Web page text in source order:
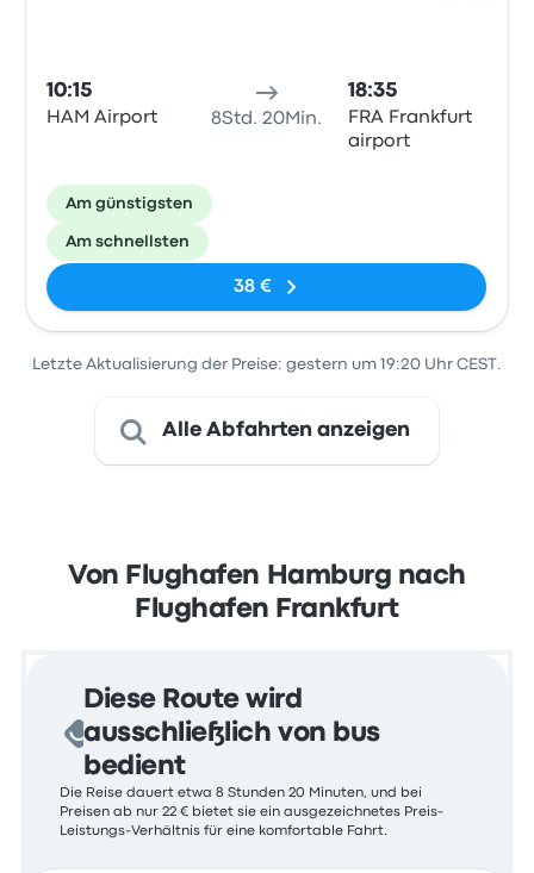
10:15
HAM Airport 8Std. 20Min.
18:35
FRA Frankfurt
airport
Am günstigsten
Am schnellsten
38 €
Letzte Aktualisierung der Preise: gestern um 19:20 Uhr CEST.
Alle Abfahrten anzeigen
Von Flughafen Hamburg nach
Flughafen Frankfurt
Diese Route wird
ausschließlich von bus
bedient
Die Reise dauert etwa 8 Stunden 20 Minuten, und bei
Preisen ab nur 22 € bietet sie ein ausgezeichnetes Preis-
Leistungs-Verhältnis für eine komfortable Fahrt.